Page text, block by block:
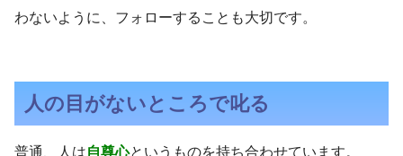
わないように、フォローすることも大切です。
人の目がないところで叱る
普通、人は自尊心というものを持ち合わせています。